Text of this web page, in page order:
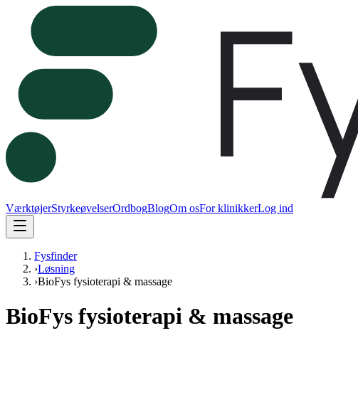
VærktøjerStyrkeøvelserOrdbogBlogOm osFor klinikkerLog ind
Fysfinder
›Løsning
›BioFys fysioterapi & massage
BioFys fysioterapi & massage